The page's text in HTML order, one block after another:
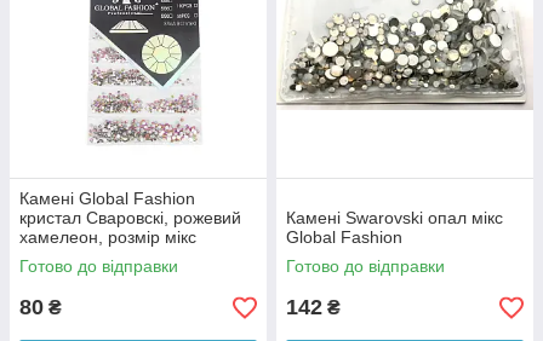
Камені Global Fashion
кристал Сваровскі, рожевий
хамелеон, розмір мікс
Готово до відправки
80 ₴
Камені Swarovski опал мікс
Global Fashion
Готово до відправки
142 ₴